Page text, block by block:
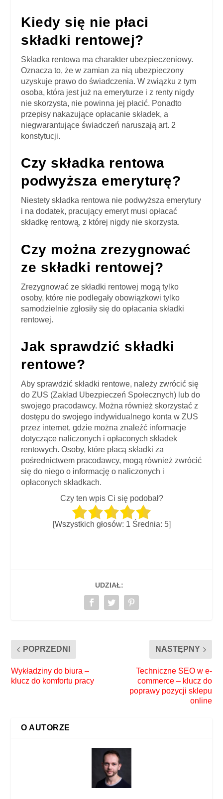
Kiedy się nie płaci
składki rentowej?
Składka rentowa ma charakter ubezpieczeniowy.
Oznacza to, że w zamian za nią ubezpieczony
uzyskuje prawo do świadczenia. W związku z tym
osoba, która jest już na emeryturze i z renty nigdy
nie skorzysta, nie powinna jej płacić. Ponadto
przepisy nakazujące opłacanie składek, a
niegwarantujące świadczeń naruszają art. 2
konstytucji.
Czy składka rentowa
podwyższa emeryturę?
Niestety składka rentowa nie podwyższa emerytury
i na dodatek, pracujący emeryt musi opłacać
składkę rentową, z której nigdy nie skorzysta.
Czy można zrezygnować
ze składki rentowej?
Zrezygnować ze składki rentowej mogą tylko
osoby, które nie podlegały obowiązkowi tylko
samodzielnie zgłosiły się do opłacania składki
rentowej.
Jak sprawdzić składki
rentowe?
Aby sprawdzić składki rentowe, należy zwrócić się
do ZUS (Zakład Ubezpieczeń Społecznych) lub do
swojego pracodawcy. Można również skorzystać z
dostępu do swojego indywidualnego konta w ZUS
przez internet, gdzie można znaleźć informacje
dotyczące naliczonych i opłaconych składek
rentowych. Osoby, które płacą składki za
pośrednictwem pracodawcy, mogą również zwrócić
się do niego o informację o naliczonych i
opłaconych składkach.
Czy ten wpis Ci się podobał?
[Wszystkich głosów: 1 Średnia: 5]
UDZIAŁ:
POPRZEDNI
Wykładziny do biura –
klucz do komfortu pracy
NASTĘPNY
Techniczne SEO w e-
commerce – klucz do
poprawy pozycji sklepu
online
O AUTORZE